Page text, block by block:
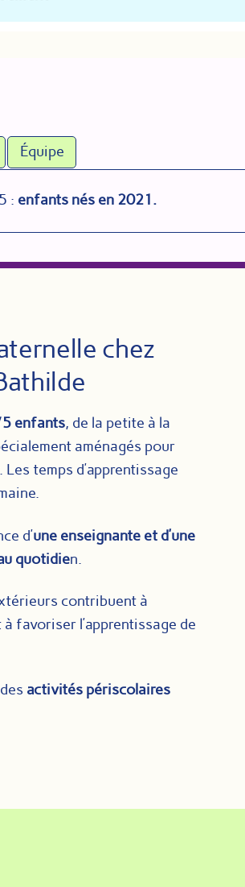
Équipe
: enfants nés en 2021.
chez
enfants, de la petite à la
aménagés pour
temps d’apprentissage
d’une enseignante et d’une
quotidien.
contribuent à
favoriser l’apprentissage de
activités périscolaires